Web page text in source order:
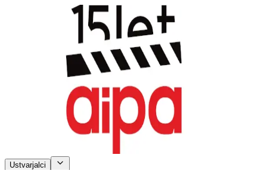
Ustvarjalci